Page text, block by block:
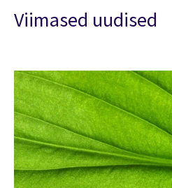
Viimased uudised